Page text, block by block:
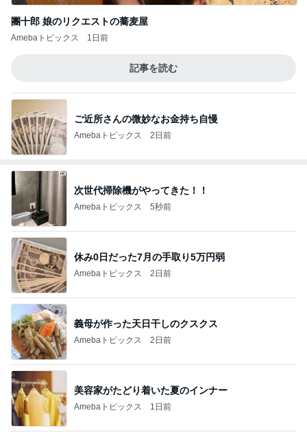
團十郎 娘のリクエストの蕎麦屋
Amebaトピックス 1日前
記事を読む
ご近所さんの微妙なお金持ち自慢
Amebaトピックス 2日前
次世代掃除機がやってきた！！
Amebaトピックス 5秒前
休み0日だった7月の手取り5万円弱
Amebaトピックス 2日前
義母が作った天日干しのクスクス
Amebaトピックス 2日前
美容家がたどり着いた夏のインナー
Amebaトピックス 1日前